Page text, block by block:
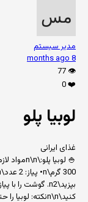
مدیر سیستم
8 months ago
👁️
77
❤️
0
لوبیا پلو
غذای ایرانی
کنید\n\nنکته: لوبیا را حتماً خیس کنید.